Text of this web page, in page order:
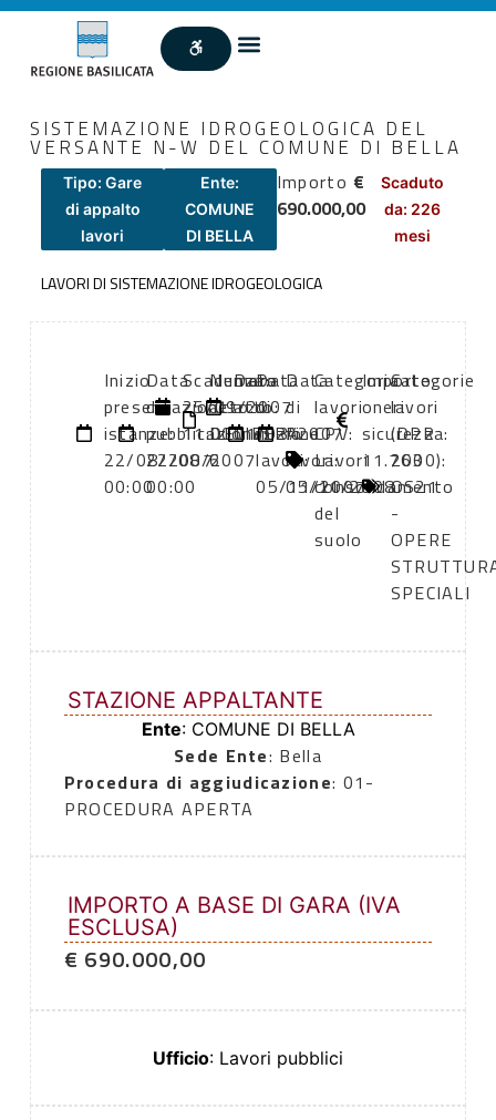
SISTEMAZIONE IDROGEOLOGICA DEL
VERSANTE N-W DEL COMUNE DI BELLA
Tipo: Gare
di appalto
lavori
Ente:
COMUNE
DI BELLA
Importo €
690.000,00
Scaduto
da: 226
mesi
LAVORI DI SISTEMAZIONE IDROGEOLOGICA
Inizio
presentazione
istanze:
22/08/2007
00:00
Data
di
pubblicazione:
22/08/2007
00:00
Scadenza:
25/09/2007
11:00
Numero
atto:
DELIBERA
6
Data
atto:
01/03/2007
Data
di
inizio
lavori:
05/11/2007
Data
di
fine
lavori:
05/11/2008
Categoria
lavori
CPV:
Lavori
consolidamento
del
suolo
Importo
oneri
sicurezza:
11.763
Categorie
lavori
(DPR
2000):
OS21
-
OPERE
SPECIALI
STAZIONE APPALTANTE
Ente: COMUNE DI BELLA
Sede Ente: Bella
Procedura di aggiudicazione: 01-
PROCEDURA APERTA
IMPORTO A BASE DI GARA (IVA
ESCLUSA)
€ 690.000,00
Ufficio: Lavori pubblici